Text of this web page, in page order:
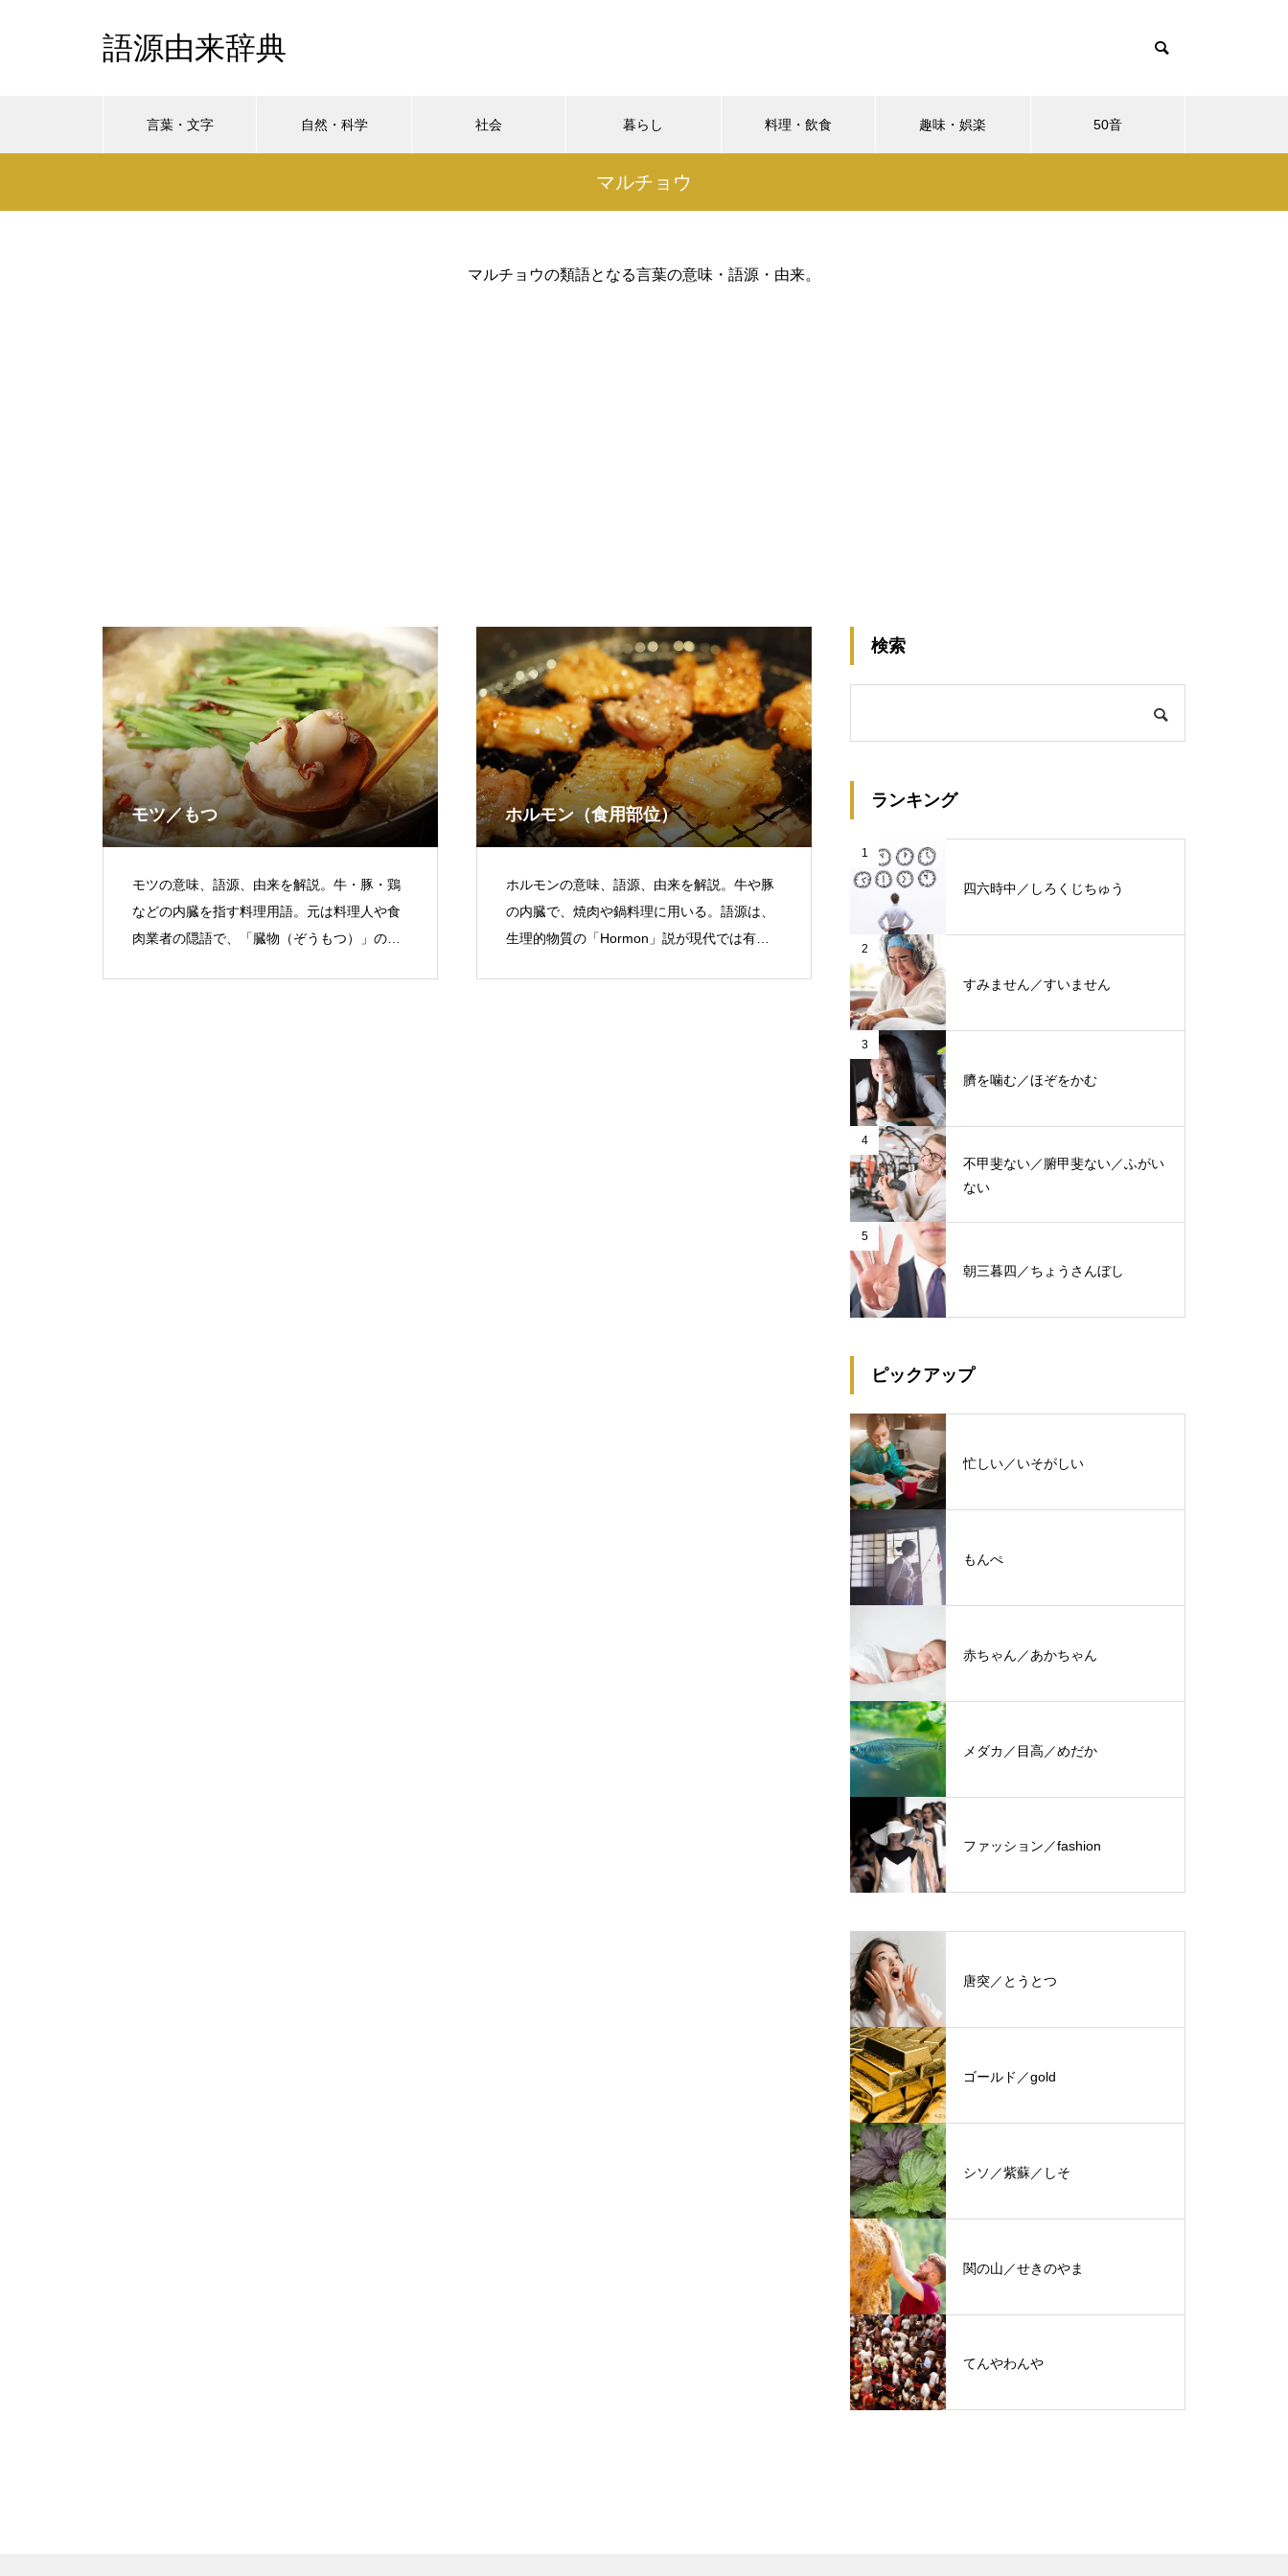
語源由来辞典
言葉・文字 自然・科学 社会 暮らし 料理・飲食 趣味・娯楽 50音
マルチョウ
マルチョウの類語となる言葉の意味・語源・由来。
モツ／もつ
モツの意味、語源、由来を解説。牛・豚・鶏
などの内臓を指す料理用語。元は料理人や食
肉業者の隠語で、「臓物（ぞうもつ）」の略
ホルモン（食用部位）
ホルモンの意味、語源、由来を解説。牛や豚
の内臓で、焼肉や鍋料理に用いる。語源は、
生理的物質の「Hormon」説が現代では有
検索
ランキング
1
四六時中／しろくじちゅう
2
すみません／すいません
3
臍を噛む／ほぞをかむ
4
不甲斐ない／腑甲斐ない／ふがい
ない
5
朝三暮四／ちょうさんぼし
ピックアップ
忙しい／いそがしい
もんぺ
赤ちゃん／あかちゃん
メダカ／目高／めだか
ファッション／fashion
唐突／とうとつ
ゴールド／gold
シソ／紫蘇／しそ
関の山／せきのやま
てんやわんや